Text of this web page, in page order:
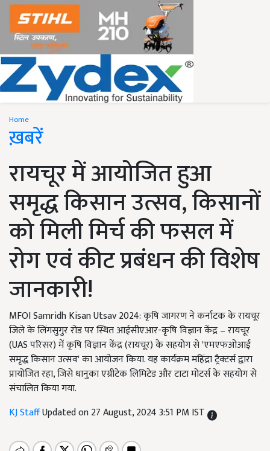
Home
ख़बरें
रायचूर में आयोजित हुआ
समृद्ध किसान उत्सव, किसानों
को मिली मिर्च की फसल में
रोग एवं कीट प्रबंधन की विशेष
जानकारी!
MFOI Samridh Kisan Utsav 2024: कृषि जागरण ने कर्नाटक के रायचूर
जिले के लिंगसुगुर रोड पर स्थित आईसीएआर-कृषि विज्ञान केंद्र – रायचूर
(UAS परिसर) में कृषि विज्ञान केंद्र (रायचूर) के सहयोग से 'एमएफओआई
समृद्ध किसान उत्सव' का आयोजन किया. यह कार्यक्रम महिंद्रा ट्रैक्टर्स द्वारा
प्रायोजित रहा, जिसे धानुका एग्रीटेक लिमिटेड और टाटा मोटर्स के सहयोग से
संचालित किया गया.
KJ StaffUpdated on 27 August, 2024 3:51 PM IST